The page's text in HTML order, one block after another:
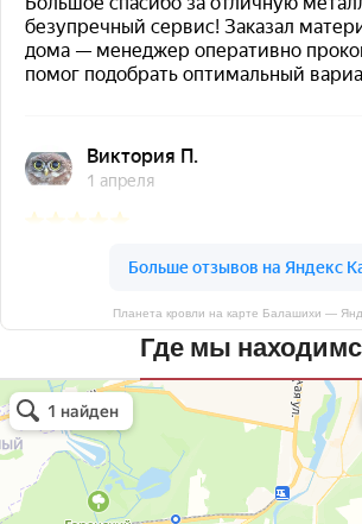
Планета кровли на карте Балашихи —
Где мы
Планета кровли
Кровля и кровельные материалы в Балашихе
Окна в Балашихе